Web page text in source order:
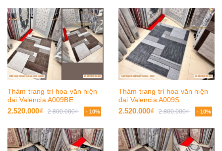
Thảm trang trí hoa văn hiện
đại Valencia A009BE
2.520.000₫ 2.800.000₫ - 10%
Thảm trang trí hoa văn hiện
đại Valencia A009S
2.520.000₫ 2.800.000₫ - 10%